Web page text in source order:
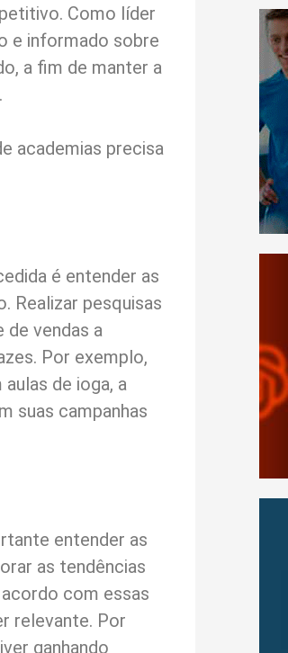
Como líder
e informado sobre
a fim de manter a
academias precisa
é entender as
Realizar pesquisas
de vendas a
Por exemplo,
de ioga, a
suas campanhas
entender as
as tendências
com essas
relevante. Por
ganhando